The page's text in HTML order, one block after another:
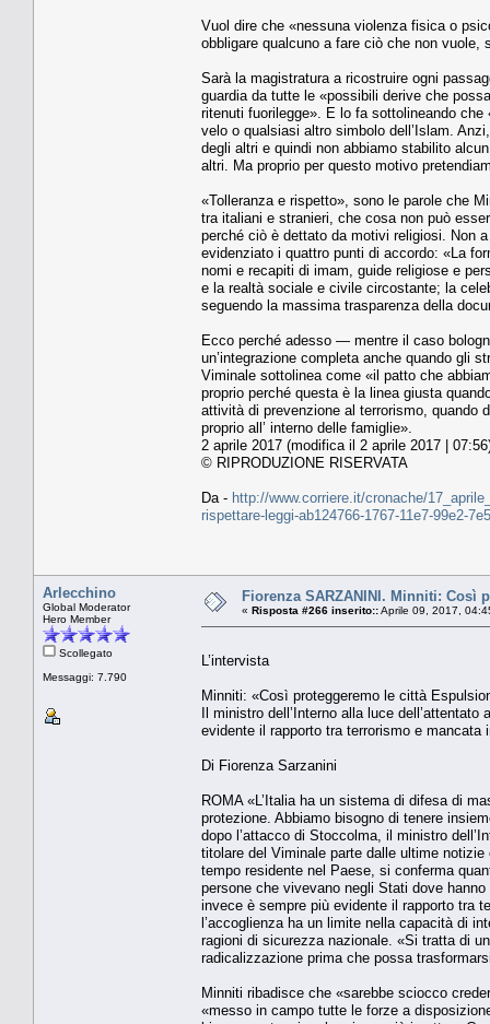
Vuol dire che «nessuna violenza fisica o
obbligare qualcuno a fare ciò che non
Sarà la magistratura a ricostruire ogni
guardia da tutte le «possibili derive che
ritenuti fuorilegge». E lo fa sottolineando
velo o qualsiasi altro simbolo dell’Islam.
degli altri e quindi non abbiamo stabilito
altri. Ma proprio per questo motivo
«Tolleranza e rispetto», sono le parole che
tra italiani e stranieri, che cosa non può
perché ciò è dettato da motivi religiosi. Non
evidenziato i quattro punti di accordo: «La
nomi e recapiti di imam, guide religiose e
e la realtà sociale e civile circostante; la
seguendo la massima trasparenza della
Ecco perché adesso — mentre il caso
un’integrazione completa anche quando gli
Viminale sottolinea come «il patto che
proprio perché questa è la linea giusta
attività di prevenzione al terrorismo, quando
proprio all’ interno delle famiglie».
2 aprile 2017 (modifica il 2 aprile 2017 |
© RIPRODUZIONE RISERVATA
Da - http://www.corriere.it/cronache/
rispettare-leggi-ab124766-1767-11e7-99e2-
Arlecchino
Global Moderator
Hero Member
Scollegato
Messaggi: 7.790
Fiorenza SARZANINI. Minniti: Così
« Risposta #266 inserito::Aprile 09, 2017,
L’intervista
Minniti: «Così proteggeremo le città
Il ministro dell’Interno alla luce
evidente il rapporto tra terrorismo e mancata
Di Fiorenza Sarzanini
ROMA «L’Italia ha un sistema di difesa di
protezione. Abbiamo bisogno di tenere
dopo l’attacco di Stoccolma, il ministro
titolare del Viminale parte dalle ultime
tempo residente nel Paese, si conferma
persone che vivevano negli Stati dove
invece è sempre più evidente il rapporto tra
l’accoglienza ha un limite nella capacità di
ragioni di sicurezza nazionale. «Si tratta di
radicalizzazione prima che possa
Minniti ribadisce che «sarebbe sciocco
«messo in campo tutte le forze a